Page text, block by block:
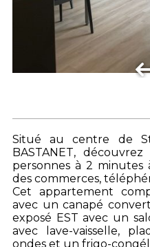
Situé au centre de St
BASTANET,
personnes à 2
des commerces,
Cet appartement
avec un canapé
exposé EST avec un
avec lave-vaisselle,
ondes et un frigo-